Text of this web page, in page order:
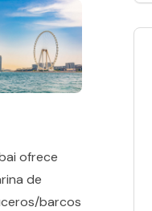
ofrece
de
barcos